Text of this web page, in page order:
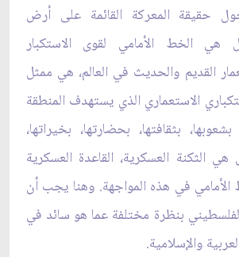
حقيقة المعركة القائمة على أرض
هي الخط الأمامي لقوى الاستكبار
القديم والحديث في العالم، هي ممثل
الاستعماري الذي يستهدف المنطقة
بثقافتها، بحضارتها، بخيراتها،
هي الثكنة العسكرية، القاعدة العسكرية
الأمامي في هذه المواجهة. وهنا يجب أن
بنظرة مختلفة عما هو سائد في
والإسلامية.